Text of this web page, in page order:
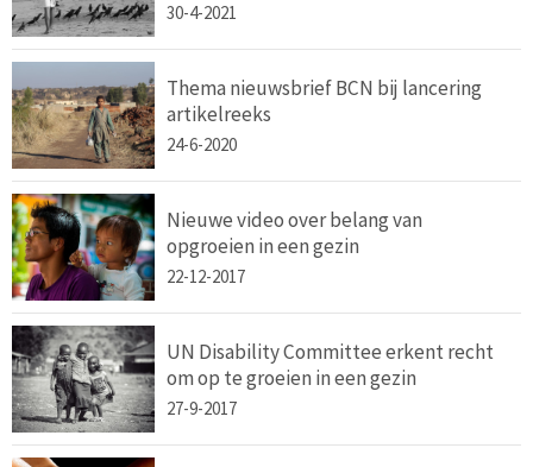
30-4-2021
Thema nieuwsbrief BCN bij lancering
artikelreeks
24-6-2020
Nieuwe video over belang van
opgroeien in een gezin
22-12-2017
UN Disability Committee erkent recht
om op te groeien in een gezin
27-9-2017